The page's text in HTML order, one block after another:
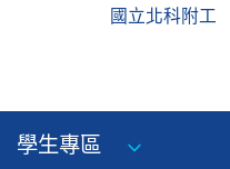
國立北科附工
學生專區